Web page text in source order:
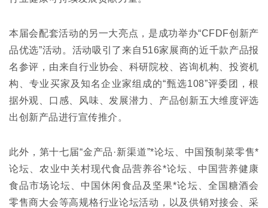
本届会配套活动的另一大亮点，是成功举办“CFDF创新产
品优选”活动。活动吸引了来自516家展商的近千款产品报
名参评，由来自行业协会、科研院校、咨询机构、投资机
构、专业买家及知名企业家组成的“甄选108”评委团，根
据外观、口感、风味、发展潜力、产品创新五大维度评选
出创新产品进行宣传推介。
此外，第十七届“金产品·新渠道”*论坛、中国预制菜零售*
论坛、农业中关村现代食品营养谷*论坛、中国营养健康
食品市场论坛、中国休闲食品及坚果*论坛、全国糖酒会
零售商大会等高规格行业论坛活动，以及供销对接会、采